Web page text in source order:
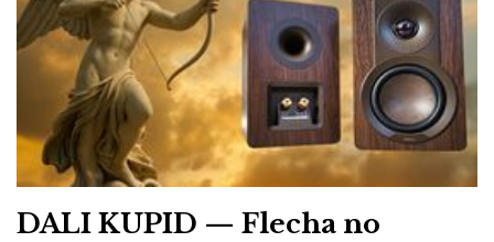
DALI KUPID — Flecha no